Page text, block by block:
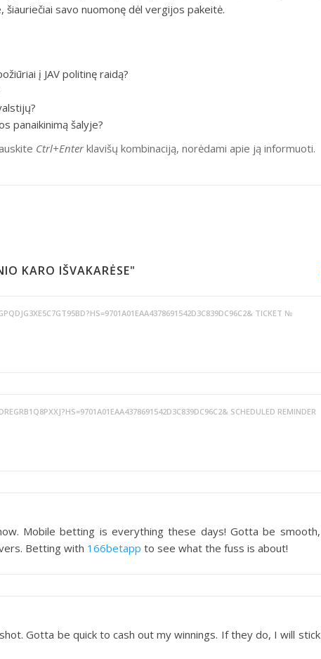
savo nuomonę dėl vergijos pakeitė.
į JAV politinę raidą?
panaikinimą šalyje?
Ctrl+Enterklavišų kombinaciją, norėdami apie ją informuoti.
KARO IŠVAKARĖSE"
TICKET №
SCHEDULED REMINDER
Mobile betting is everything these days! Gotta be smooth,
Betting with 166betapp to see what the fuss is about!
Gotta be quick to cash out my winnings. If they do, I will stick